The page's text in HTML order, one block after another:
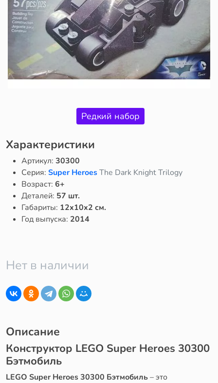
Редкий набор
Характеристики
Артикул: 30300
Серия: Super HeroesThe Dark Knight Trilogy
Возраст: 6+
Деталей: 57 шт.
Габариты: 12x10x2 см.
Год выпуска: 2014
Нет в наличии
Описание
Конструктор LEGO Super Heroes 30300
Бэтмобиль
LEGO Super Heroes 30300 Бэтмобиль– это